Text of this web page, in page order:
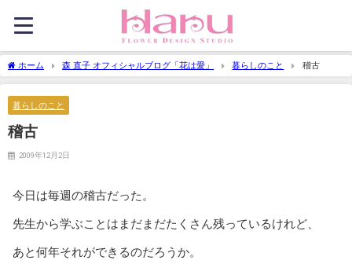
ホーム 森 直子 オフィシャルブログ「花は愛」 暮らしのこと 稽古
暮らしのこと
稽古
2009年12月2日
今日は毎週の稽古だった。
先生から学ぶことはまだまだたくさん残っているけれど、
あと何年それができるのだろうか。